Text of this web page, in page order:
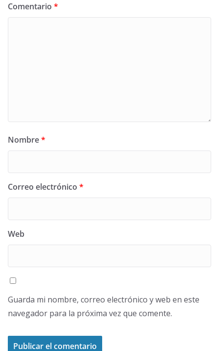
Comentario *
Nombre*
Correo electrónico *
Web
Guarda mi nombre, correo electrónico y web en este
navegador para la próxima vez que comente.